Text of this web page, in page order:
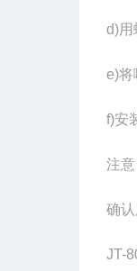
d)
e)将
f)安
注
确
JT-